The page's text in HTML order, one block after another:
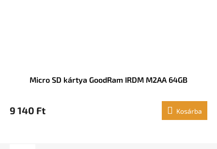
Micro SD kártya GoodRam IRDM M2AA 64GB
9 140 Ft Kosárba